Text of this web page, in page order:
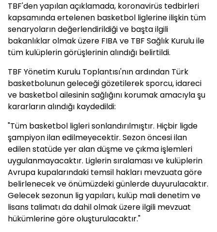
TBF'den yapılan açıklamada, koronavirüs tedbirleri
kapsamında ertelenen basketbol liglerine ilişkin tüm
senaryoların değerlendirildiği ve başta ilgili
bakanlıklar olmak üzere FIBA ve TBF Sağlık Kurulu ile
tüm kulüplerin görüşlerinin alındığı belirtildi.
TBF Yönetim Kurulu Toplantısı'nın ardından Türk
basketbolunun geleceği gözetilerek sporcu, idareci
ve basketbol ailesinin sağlığını korumak amacıyla şu
kararların alındığı kaydedildi:
"Tüm basketbol ligleri sonlandırılmıştır. Hiçbir ligde
şampiyon ilan edilmeyecektir. Sezon öncesi ilan
edilen statüde yer alan düşme ve çıkma işlemleri
uygulanmayacaktır. Liglerin sıralaması ve kulüplerin
Avrupa kupalarındaki temsil hakları mevzuata göre
belirlenecek ve önümüzdeki günlerde duyurulacaktır.
Gelecek sezonun lig yapıları, kulüp mali denetim ve
lisans talimatı da dahil olmak üzere ilgili mevzuat
hükümlerine göre oluşturulacaktır."